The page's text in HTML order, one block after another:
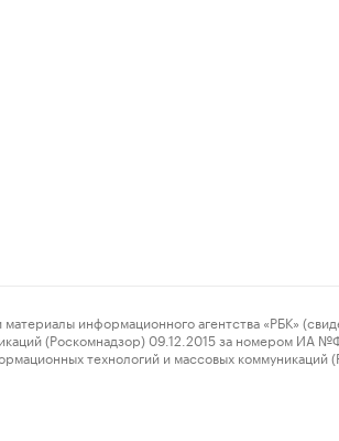
информационного агентства «РБК»
(Роскомнадзор) 09.12.2015 за номером ИА
технологий и массовых